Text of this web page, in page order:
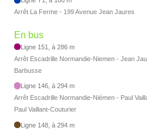
Arrêt La Ferme - 199 Avenue Jean Jaures
En bus
Ligne 151, à 286 m
Arrêt Escadrille Normandie-Niemen - Jean
Barbusse
Ligne 146, à 294 m
Arrêt Escadrille Normandie-Niémen - Paul
Paul Vaillant-Couturier
Ligne 148, à 294 m